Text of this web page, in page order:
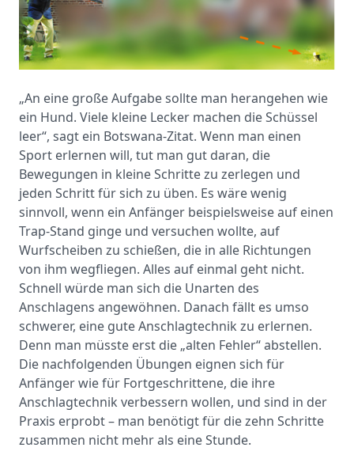
„An eine große Aufgabe sollte man herangehen wie
ein Hund. Viele kleine Lecker machen die Schüssel
leer“, sagt ein Botswana-Zitat. Wenn man einen
Sport erlernen will, tut man gut daran, die
Bewegungen in kleine Schritte zu zerlegen und
jeden Schritt für sich zu üben. Es wäre wenig
sinnvoll, wenn ein Anfänger beispielsweise auf einen
Trap-Stand ginge und versuchen wollte, auf
Wurfscheiben zu schießen, die in alle Richtungen
von ihm wegfliegen. Alles auf einmal geht nicht.
Schnell würde man sich die Unarten des
Anschlagens angewöhnen. Danach fällt es umso
schwerer, eine gute Anschlagtechnik zu erlernen.
Denn man müsste erst die „alten Fehler“ abstellen.
Die nachfolgenden Übungen eignen sich für
Anfänger wie für Fortgeschrittene, die ihre
Anschlagtechnik verbessern wollen, und sind in der
Praxis erprobt – man benötigt für die zehn Schritte
zusammen nicht mehr als eine Stunde.